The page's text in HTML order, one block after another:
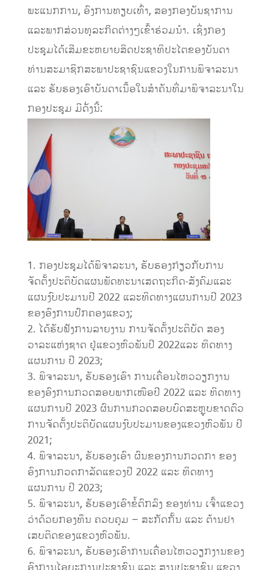
ພະແນກການ, ອົງການທຽບເທົ່າ, ສອງກອງບັນຊາການ
ແລະພາກສ່ວນທຸລະກິດຕ່າງໆເຂົ້າຮ່ວມນຳ. ເຊິ່ງກອງ
ປະຊຸມໄດ້ເສີມຂະຫຍາຍສິດປະຊາທິປະໄຕຂອງບັນດາ
ທ່ານສະມາຊິກສະພາປະຊາຊົນແຂວງໃນການພິຈາລະນາ
ແລະ ຮັບຮອງເອົາບັນດາເນື້ອໃນສໍາຄັນທີ່ມາພິຈາລະນາໃນ
ກອງປະຊຸມ ມີດັ່ງນີ້:
ກອງປະຊຸມໄດ້ພິຈາລະນາ, ຮັບຮອງກ່ຽວກັບການ
ຈັດຕັ້ງປະຕິບັດແຜນພັດທະນາເສດຖະກິດ-ສັງຄົມແລະ
ແຜນງົບປະມານປີ 2022 ແລະທິດທາງແຜນການປີ 2023
ຂອງອົງການປົກຄອງແຂວງ;
ໄດ້ຮັບຟັງການລາຍງານ ການຈັດຕັ້ງປະຕິບັດ ສອງ
ວາລະແຫ່ງຊາດ ຢູ່ແຂວງຫົວພັນປີ 2022ແລະ ທິດທາງ
ແຜນການ ປີ 2023;
ພິຈາລະນາ, ຮັບຮອງເອົາ ການເຄື່ອນໄຫວວຽກງານ
ຂອງອົງການກວດສອບພາກເໜືອປີ 2022 ແລະ ທິດທາງ
ແຜນການປີ 2023 ຜົນການກວດສອບບົດສະຫຼຸບຂາດຕົວ
ການຈັດຕັ້ງປະຕິບັດແຜນງົບປະມານຂອງແຂວງຫົວພັນ ປີ
2021;
ພິຈາລະນາ, ຮັບຮອງເອົາ ຜົນຂອງການກວດກາ ຂອງ
ອົງການກວດກາລັດແຂວງປີ 2022 ແລະ ທິດທາງ
ແຜນການ ປີ 2023;
ພິຈາລະນາ, ຮັບຮອງເອົາຂໍ້ຕົກລົງ ຂອງທ່ານ ເຈົ້າແຂວງ
ວ່າດ້ວຍກອງທຶນ ຄວບຄຸມ – ສະກັດກັ້ນ ແລະ ຕ້ານຢາ
ເສບຕິດຂອງແຂວງຫົວພັນ.
ພິຈາລະນາ, ຮັບຮອງເອົາການເຄື່ອນໄຫວວຽກງານຂອງ